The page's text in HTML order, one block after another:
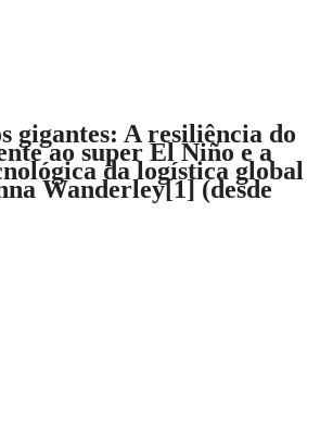
gigantes: A resiliência do
ao super El Niño e a
da logística global
Wanderley[1] (desde